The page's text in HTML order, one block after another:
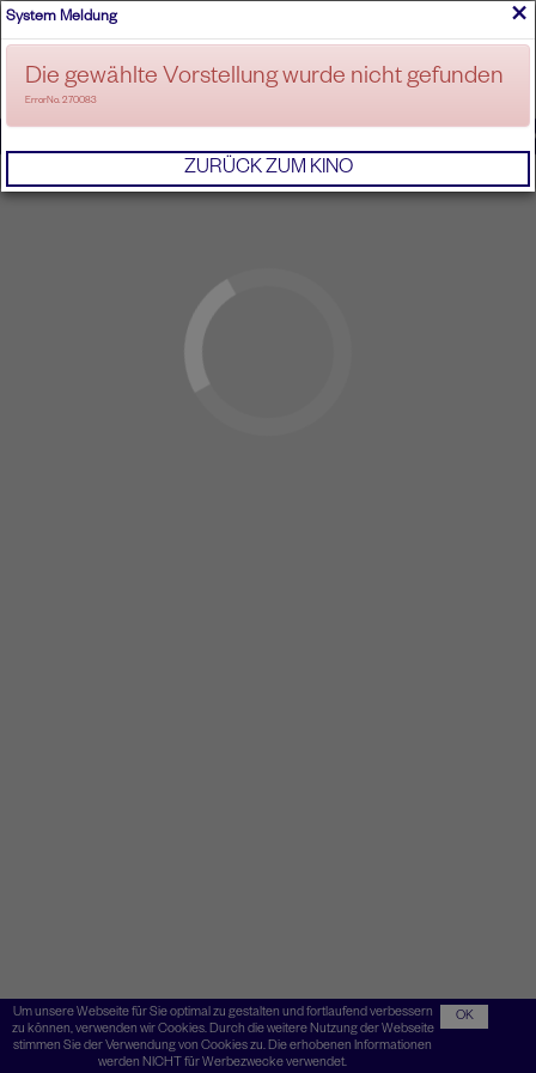
ANMELDEN
Um unsere Webseite für Sie optimal zu gestalten und fortlaufend verbessern
zu können, verwenden wir Cookies. Durch die weitere Nutzung der Webseite
stimmen Sie der Verwendung von Cookies zu. Die erhobenen Informationen
werden NICHT für Werbezwecke verwendet.
OK
×
System Meldung
Die gewählte Vorstellung wurde nicht gefunden
ErrorNo. 270083
ZURÜCK ZUM KINO